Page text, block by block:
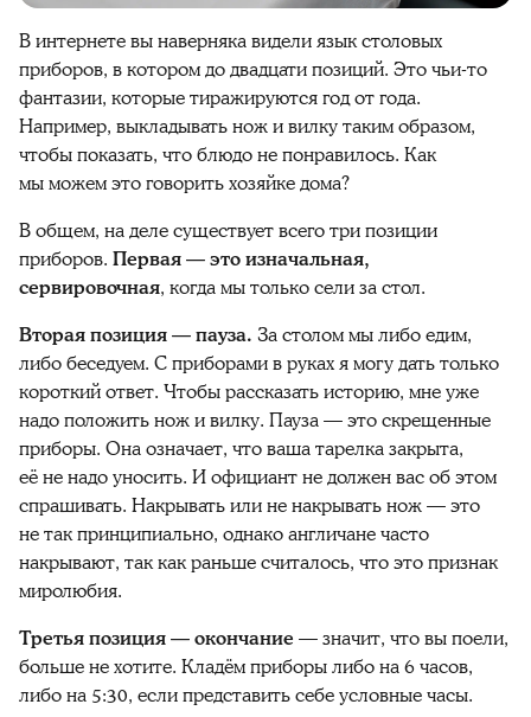
В интернете вы наверняка видели язык столовых
приборов, в котором до двадцати позиций. Это чьи-то
фантазии, которые тиражируются год от года.
Например, выкладывать нож и вилку таким образом,
чтобы показать, что блюдо не понравилось. Как
мы можем это говорить хозяйке дома?
В общем, на деле существует всего три позиции
приборов. Первая — это изначальная,
сервировочная, когда мы только сели за стол.
Вторая позиция — пауза. За столом мы либо едим,
либо беседуем. С приборами в руках я могу дать только
короткий ответ. Чтобы рассказать историю, мне уже
надо положить нож и вилку. Пауза — это скрещенные
приборы. Она означает, что ваша тарелка закрыта,
её не надо уносить. И официант не должен вас об этом
спрашивать. Накрывать или не накрывать нож — это
не так принципиально, однако англичане часто
накрывают, так как раньше считалось, что это признак
миролюбия.
Третья позиция — окончание — значит, что вы поели,
больше не хотите. Кладём приборы либо на 6 часов,
либо на 5:30, если представить себе условные часы.